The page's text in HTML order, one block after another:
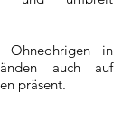
in
auch auf
präsent.